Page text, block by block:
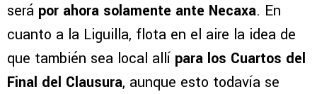
será por ahora solamente ante Necaxa. En
cuanto a la Liguilla, flota en el aire la idea de
que también sea local allí para los Cuartos del
Final del Clausura, aunque esto todavía se